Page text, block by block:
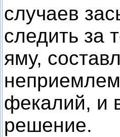
случаев
следить за
яму,
фекалий, и
решение.